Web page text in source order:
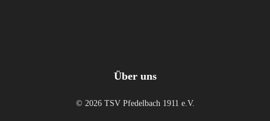
Über uns
© 2026 TSV Pfedelbach 1911 e.V.